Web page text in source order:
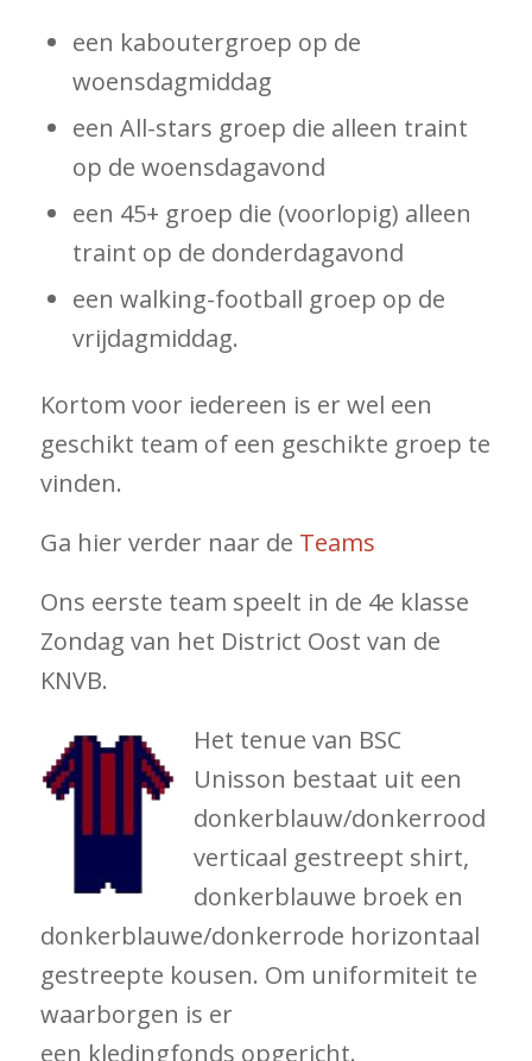
een kaboutergroep op de
woensdagmiddag
een All-stars groep die alleen traint
op de woensdagavond
een 45+ groep die (voorlopig) alleen
traint op de donderdagavond
een walking-football groep op de
vrijdagmiddag.
Kortom voor iedereen is er wel een
geschikt team of een geschikte groep te
vinden.
Ga hier verder naar de Teams
Ons eerste team speelt in de 4e klasse
Zondag van het District Oost van de
KNVB.
Het tenue van BSC
Unisson bestaat uit een
donkerblauw/donkerrood
verticaal gestreept shirt,
donkerblauwe broek en
donkerblauwe/donkerrode horizontaal
gestreepte kousen. Om uniformiteit te
waarborgen is er
een kledingfonds opgericht.